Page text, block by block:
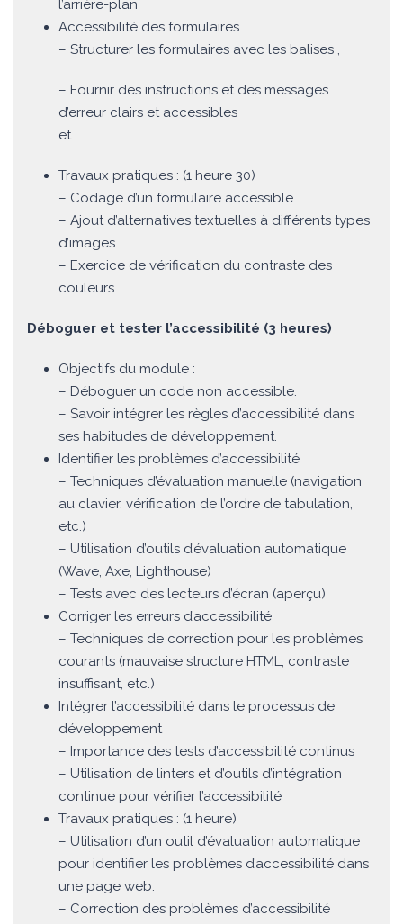
l’arrière-plan
Accessibilité des formulaires
– Structurer les formulaires avec les balises ,
et
– Fournir des instructions et des messages
d’erreur clairs et accessibles
Travaux pratiques : (1 heure 30)
– Codage d’un formulaire accessible.
– Ajout d’alternatives textuelles à différents types
d’images.
– Exercice de vérification du contraste des
couleurs.
Déboguer et tester l’accessibilité (3 heures)
Objectifs du module :
– Déboguer un code non accessible.
– Savoir intégrer les règles d’accessibilité dans
ses habitudes de développement.
Identifier les problèmes d’accessibilité
– Techniques d’évaluation manuelle (navigation
au clavier, vérification de l’ordre de tabulation,
etc.)
– Utilisation d’outils d’évaluation automatique
(Wave, Axe, Lighthouse)
– Tests avec des lecteurs d’écran (aperçu)
Corriger les erreurs d’accessibilité
– Techniques de correction pour les problèmes
courants (mauvaise structure HTML, contraste
insuffisant, etc.)
Intégrer l’accessibilité dans le processus de
développement
– Importance des tests d’accessibilité continus
– Utilisation de linters et d’outils d’intégration
continue pour vérifier l’accessibilité
Travaux pratiques : (1 heure)
– Utilisation d’un outil d’évaluation automatique
pour identifier les problèmes d’accessibilité dans
une page web.
– Correction des problèmes d’accessibilité